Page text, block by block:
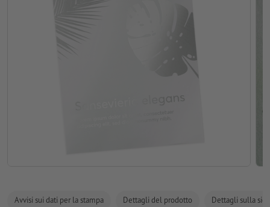
Avvisi sui dati per la stampa Dettagli del prodotto Dettagli sulla